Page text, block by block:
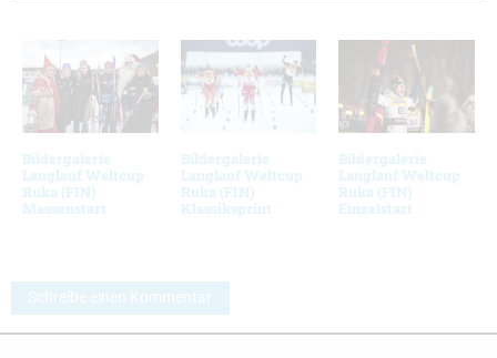
Bildergalerie
Langlauf Weltcup
Ruka (FIN)
Massenstart
Bildergalerie
Langlauf Weltcup
Ruka (FIN)
Klassiksprint
Bildergalerie
Langlauf Weltcup
Ruka (FIN)
Einzelstart
Schreibe einen Kommentar